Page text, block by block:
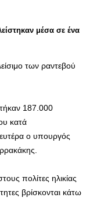
μέσα σε ένα
των ραντεβού
187.000
κατά
ο υπουργός
πολίτες ηλικίας
βρίσκονται κάτω